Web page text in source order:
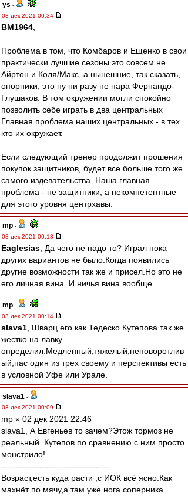
ys -
03 дек 2021 00:34
BM1964
Проблема в том, что Комбаров и Ещенко в свои
практически лучшие сезоны это совсем не
Айртон и Коля/Макс, а нынешние, так сказать,
опорники, это ну ни разу не пара Фернандо-
Глушаков. В том окружении могли спокойно
позволить себе играть в два центральных
Главная проблема наших центральных - в тех
кто их окружает.
Если следующий тренер продолжит прошения
покупок защитников, будет все больше того же
самого издевательства. Наша главная
проблема - не защитники, а некомпетентные
для этого уровня центрхавы.
mp -
03 дек 2021 00:18
Eaglesias , Да чего не надо то? Играл пока
других вариантов не было.Когда появились
другие возможности так же и присел.Но это не
его личная вина. И ничья вина вообще.
mp -
03 дек 2021 00:14
slava1 , Шварц его как Тедеско Кутепова так же
жестко на лавку
определил.Медленный,тяжелый,неповоротлив
ый,пас один из трех своему и перспективы есть
в условной Уфе или Урале.
slava1 -
03 дек 2021 00:09
mp » 02 дек 2021 22:46
slava1, А Евгеньев то зачем?Этож тормоз не
реальный. Кутепов по сравнению с ним просто
монстрило!
-------------------------------------
Возраст,есть куда расти ,с ИОК всё ясно.Как
махнёт по мячу,а там уже нога соперника.